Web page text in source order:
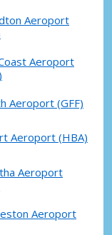
Aeroport
Aeroport
Aeroport (GFF)
Aeroport (HBA)
Aeroport
Aeroport